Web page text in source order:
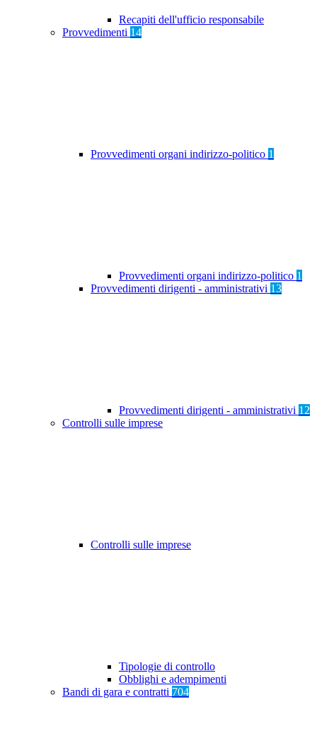
Recapiti dell'ufficio responsabile
Provvedimenti 14
Provvedimenti organi indirizzo-politico 1
Provvedimenti organi indirizzo-politico 1
Provvedimenti dirigenti - amministrativi 13
Provvedimenti dirigenti - amministrativi 12
Controlli sulle imprese
Controlli sulle imprese
Tipologie di controllo
Obblighi e adempimenti
Bandi di gara e contratti 704